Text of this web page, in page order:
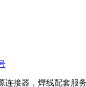
接器，焊线配套服